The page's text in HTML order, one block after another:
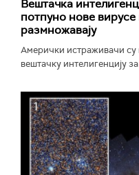
Вештачка
потпуно нове вирусе
размножавају
Амерички истраживачи
вештачку интелигенцију